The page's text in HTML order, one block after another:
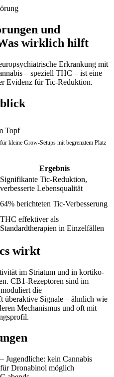
und
wirklich hilft
Erkrankung mit
– speziell THC – ist eine
Evidenz für Tic-Reduktion.
kleine Grow-Setups mit begrenztem Platz
Ergebnis
Signifikante Tic-Reduktion,
verbesserte Lebensqualität
64% berichteten Tic-Verbesserung
THC effektiver als
Standardtherapien in Einzelfällen
wirkt
im Striatum und in kortiko-
CB1-Rezeptoren sind im
die
überaktive Signale – ähnlich wie
Mechanismus und oft mit
Jugendliche: kein Cannabis
Dronabinol möglich